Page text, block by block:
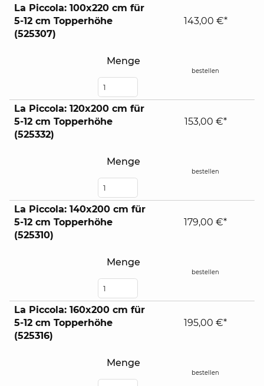
La Piccola: 100x220 cm für
5-12 cm Topperhöhe
(525307)
Menge
143,00 €*
bestellen
La Piccola: 120x200 cm für
5-12 cm Topperhöhe
(525332)
Menge
153,00 €*
bestellen
La Piccola: 140x200 cm für
5-12 cm Topperhöhe
(525310)
Menge
179,00 €*
bestellen
La Piccola: 160x200 cm für
5-12 cm Topperhöhe
(525316)
Menge
195,00 €*
bestellen